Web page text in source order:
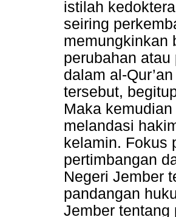
istilah
seiring
memungkinkan
perubahan
dalam al-
tersebut,
Maka
melandasi
kelamin. Fokus
pertimbangan
Negeri Jember
pandangan
Jember tentang